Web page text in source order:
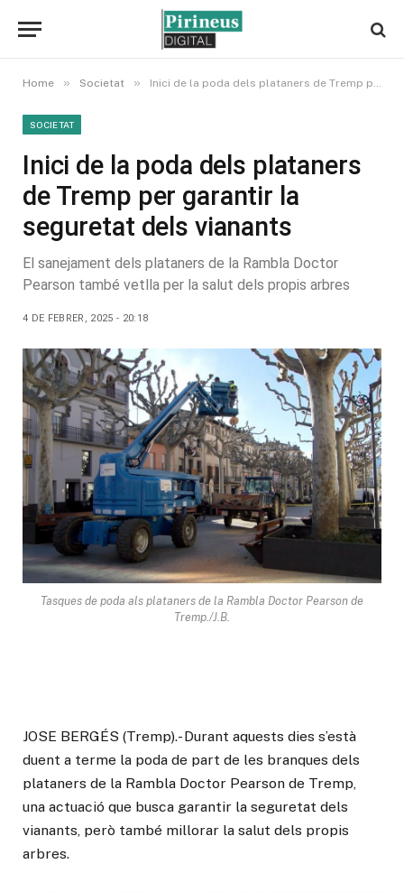
Home » Societat » Inici de la poda dels plataners de Tremp per garantir la seguretat dels vianants
SOCIETAT
Inici de la poda dels plataners
de Tremp per garantir la
seguretat dels vianants
El sanejament dels plataners de la Rambla Doctor
Pearson també vetlla per la salut dels propis arbres
4 DE FEBRER, 2025 - 20:18
Tasques de poda als plataners de la Rambla Doctor Pearson de
Tremp./J.B.
JOSE BERGÉS (Tremp).- Durant aquests dies s’està
duent a terme la poda de part de les branques dels
plataners de la Rambla Doctor Pearson de Tremp,
una actuació que busca garantir la seguretat dels
vianants, però també millorar la salut dels propis
arbres.